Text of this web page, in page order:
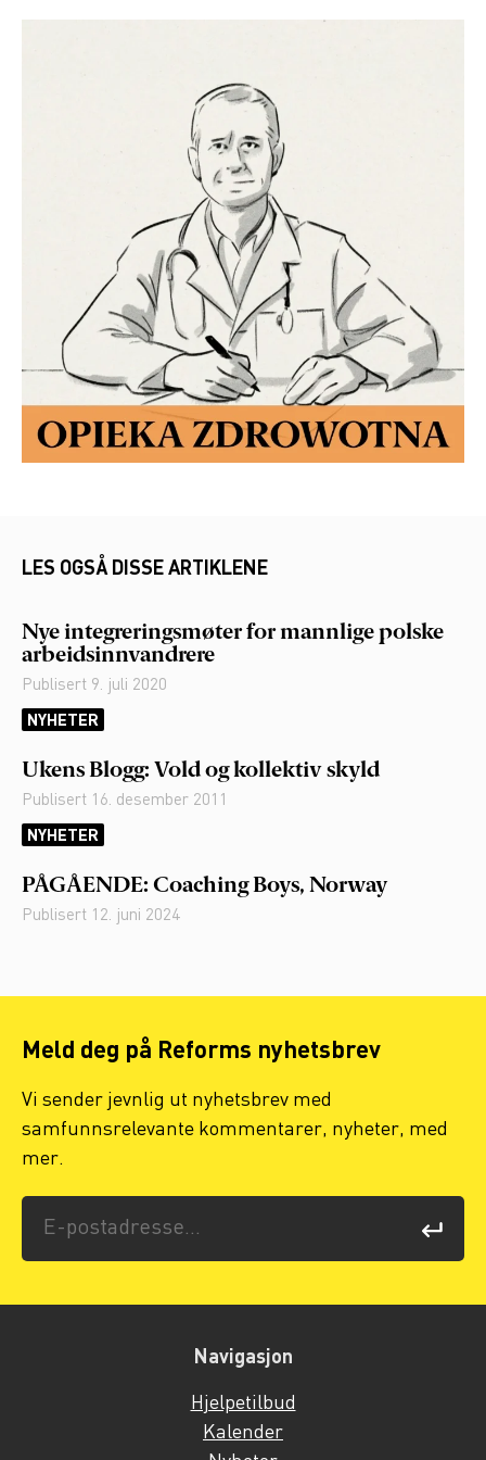
LES OGSÅ DISSE ARTIKLENE
Nye integreringsmøter for mannlige polske
arbeidsinnvandrere
Publisert 9. juli 2020
NYHETER
Ukens Blogg: Vold og kollektiv skyld
Publisert 16. desember 2011
NYHETER
PÅGÅENDE: Coaching Boys, Norway
Publisert 12. juni 2024
Meld deg på Reforms nyhetsbrev
Vi sender jevnlig ut nyhetsbrev med
samfunnsrelevante kommentarer, nyheter, med
mer.
Navigasjon
Hjelpetilbud
Kalender